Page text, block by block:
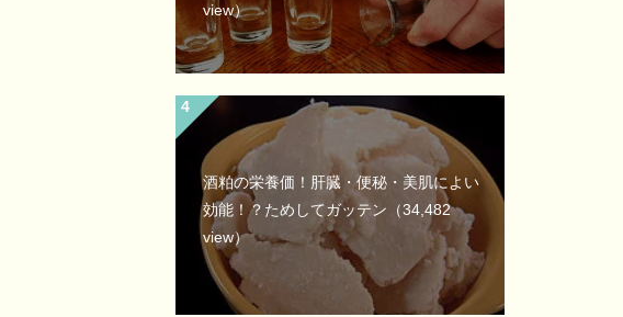
view）
酒粕の栄養価！肝臓・便秘・美肌によい
効能！？ためしてガッテン （34,482
view）